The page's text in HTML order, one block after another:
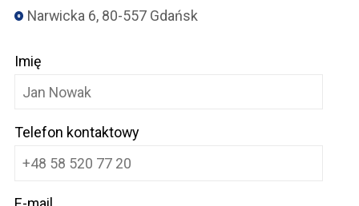
Narwicka 6, 80-557 Gdańsk
Imię
Telefon kontaktowy